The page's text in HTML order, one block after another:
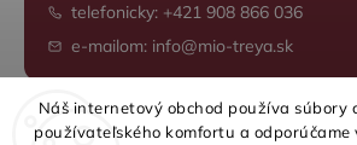
Náš internetový obchod používa súbory
používateľského komfortu a
telefonicky: +421 908 866 036
e-mailom: info@mio-treya.sk